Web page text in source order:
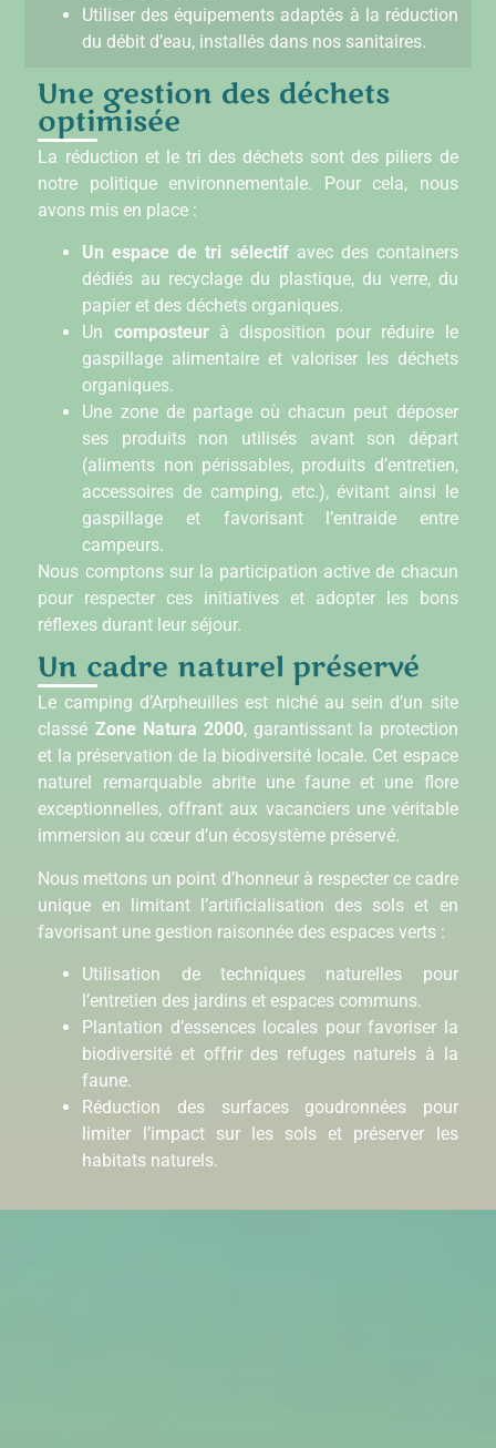
Utiliser des équipements adaptés à la réduction
du débit d’eau, installés dans nos sanitaires.
Une gestion des déchets
optimisée
La réduction et le tri des déchets sont des piliers de
notre politique environnementale. Pour cela, nous
avons mis en place :
Un espace de tri sélectifavec des containers
dédiés au recyclage du plastique, du verre, du
papier et des déchets organiques.
Un composteurà disposition pour réduire le
gaspillage alimentaire et valoriser les déchets
organiques.
Une zone de partage où chacun peut déposer
ses produits non utilisés avant son départ
(aliments non périssables, produits d’entretien,
accessoires de camping, etc.), évitant ainsi le
gaspillage et favorisant l’entraide entre
campeurs.
Nous comptons sur la participation active de chacun
pour respecter ces initiatives et adopter les bons
réflexes durant leur séjour.
Un cadre naturel préservé
Le camping d’Arpheuilles est niché au sein d’un site
classé Zone Natura 2000, garantissant la protection
et la préservation de la biodiversité locale. Cet espace
naturel remarquable abrite une faune et une flore
exceptionnelles, offrant aux vacanciers une véritable
immersion au cœur d’un écosystème préservé.
Nous mettons un point d’honneur à respecter ce cadre
unique en limitant l’artificialisation des sols et en
favorisant une gestion raisonnée des espaces verts :
Utilisation de techniques naturelles pour
l’entretien des jardins et espaces communs.
Plantation d’essences locales pour favoriser la
biodiversité et offrir des refuges naturels à la
faune.
Réduction des surfaces goudronnées pour
limiter l’impact sur les sols et préserver les
habitats naturels.